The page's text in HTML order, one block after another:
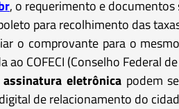
, o requerimento e
para recolhimento das
o comprovante para o
COFECI (Conselho Federal
eletrônicapodem
de relacionamento do